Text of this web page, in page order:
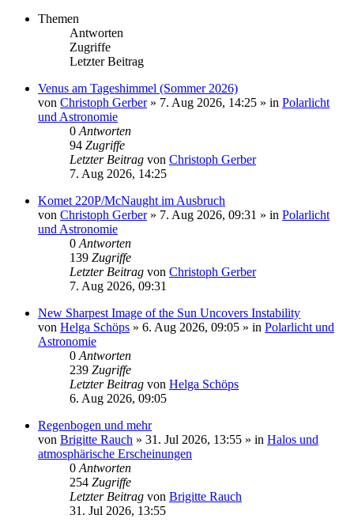
Themen
Antworten
Zugriffe
Letzter Beitrag
Venus am Tageshimmel (Sommer 2026)
von Christoph Gerber» 7. Aug 2026, 14:25 » in Polarlicht
und Astronomie
0 Antworten
94 Zugriffe
Letzter Beitrag von Christoph Gerber
7. Aug 2026, 14:25
Komet 220P/McNaught im Ausbruch
von Christoph Gerber» 7. Aug 2026, 09:31 » in Polarlicht
und Astronomie
0 Antworten
139 Zugriffe
Letzter Beitrag von Christoph Gerber
7. Aug 2026, 09:31
New Sharpest Image of the Sun Uncovers Instability
von Helga Schöps » 6. Aug 2026, 09:05 » in Polarlicht und
Astronomie
0 Antworten
239 Zugriffe
Letzter Beitrag von Helga Schöps
6. Aug 2026, 09:05
Regenbogen und mehr
von Brigitte Rauch » 31. Jul 2026, 13:55 » in Halos und
atmosphärische Erscheinungen
0 Antworten
254 Zugriffe
Letzter Beitrag von Brigitte Rauch
31. Jul 2026, 13:55